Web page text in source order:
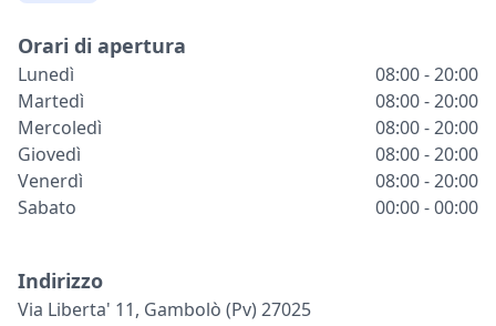
Orari di apertura
Lunedì
08:00 - 20:00
Martedì
08:00 - 20:00
Mercoledì
08:00 - 20:00
Giovedì
08:00 - 20:00
Venerdì
08:00 - 20:00
Sabato
00:00 - 00:00
Indirizzo
Via Liberta' 11, Gambolò (pv) 27025